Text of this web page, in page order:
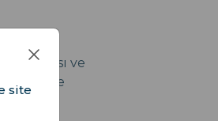
ve
biriyle
site